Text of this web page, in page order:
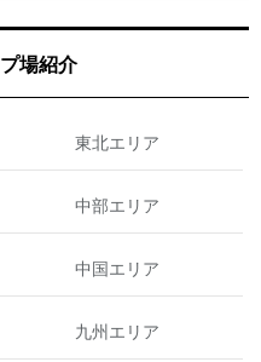
場紹介
東北エリア
中部エリア
中国エリア
九州エリア